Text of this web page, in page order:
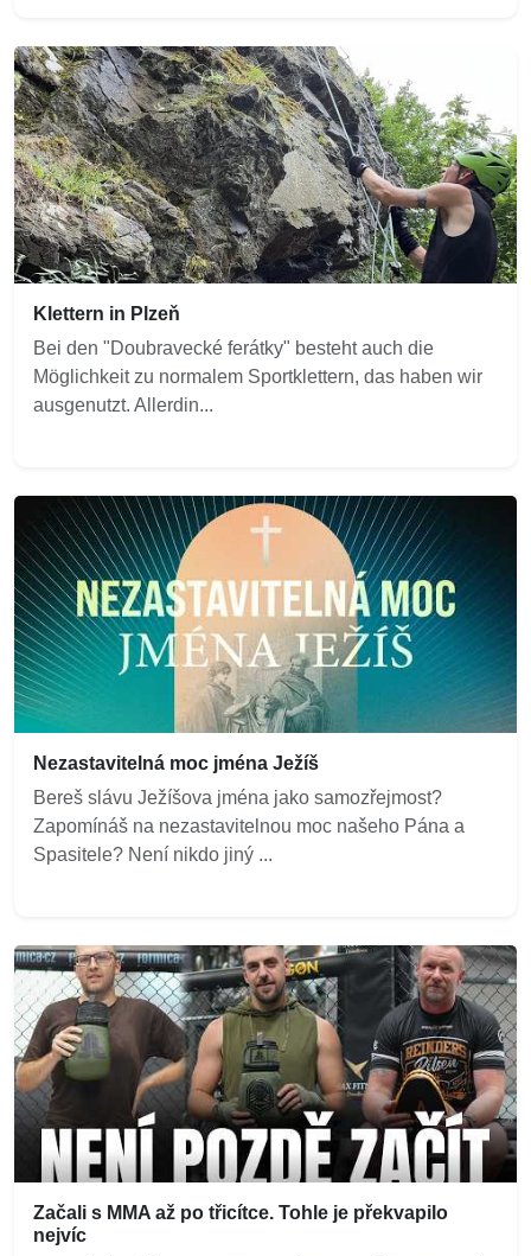
Klettern in Plzeň
Bei den "Doubravecké ferátky" besteht auch die
Möglichkeit zu normalem Sportklettern, das haben wir
ausgenutzt. Allerdin...
Nezastavitelná moc jména Ježíš
Bereš slávu Ježíšova jména jako samozřejmost?
Zapomínáš na nezastavitelnou moc našeho Pána a
Spasitele? Není nikdo jiný ...
Začali s MMA až po třicítce. Tohle je překvapilo
nejvíc